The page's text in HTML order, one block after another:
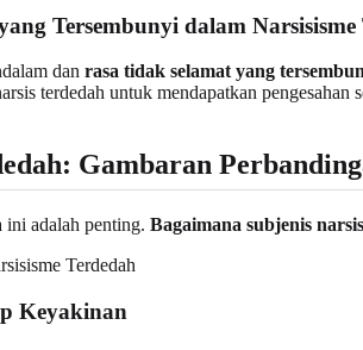
Tersembunyi dalam Narsisisme
dan rasa tidak selamat yang
terdedah untuk mendapatkan
Gambaran
ini adalah penting. Bagaimana subjenis
Keyakinan